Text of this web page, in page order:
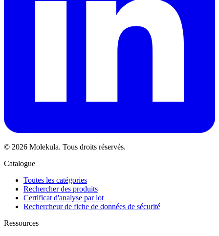
© 2026 Molekula. Tous droits réservés.
Catalogue
Toutes les catégories
Rechercher des produits
Certificat d'analyse par lot
Rechercheur de fiche de données de sécurité
Ressources